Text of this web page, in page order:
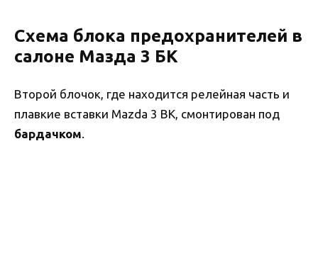
Схема блока предохранителей в
салоне Мазда 3 БК
Второй блочок, где находится релейная часть и
плавкие вставки Mazda 3 BK, смонтирован под
бардачком.